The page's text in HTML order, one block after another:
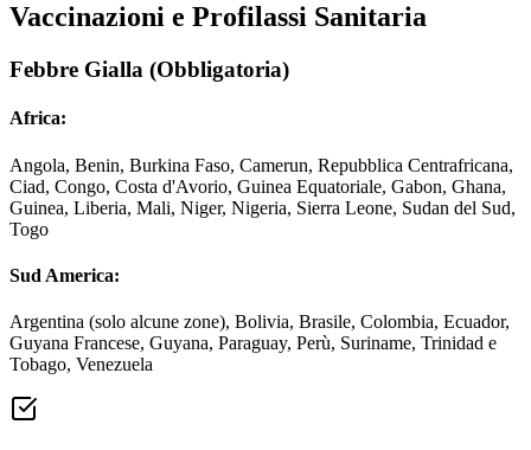
Vaccinazioni e Profilassi Sanitaria
Febbre Gialla (Obbligatoria)
Africa:
Angola, Benin, Burkina Faso, Camerun, Repubblica Centrafricana,
Ciad, Congo, Costa d'Avorio, Guinea Equatoriale, Gabon, Ghana,
Guinea, Liberia, Mali, Niger, Nigeria, Sierra Leone, Sudan del Sud,
Togo
Sud America:
Argentina (solo alcune zone), Bolivia, Brasile, Colombia, Ecuador,
Guyana Francese, Guyana, Paraguay, Perù, Suriname, Trinidad e
Tobago, Venezuela